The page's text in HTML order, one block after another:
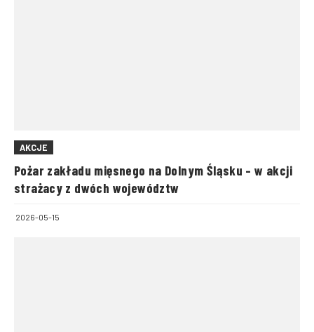
AKCJE
Pożar zakładu mięsnego na Dolnym Śląsku – w akcji
strażacy z dwóch województw
2026-05-15